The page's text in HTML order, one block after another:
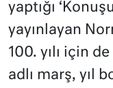
yaptığı
yayınlayan
100. yılı için
adlı marş, yıl